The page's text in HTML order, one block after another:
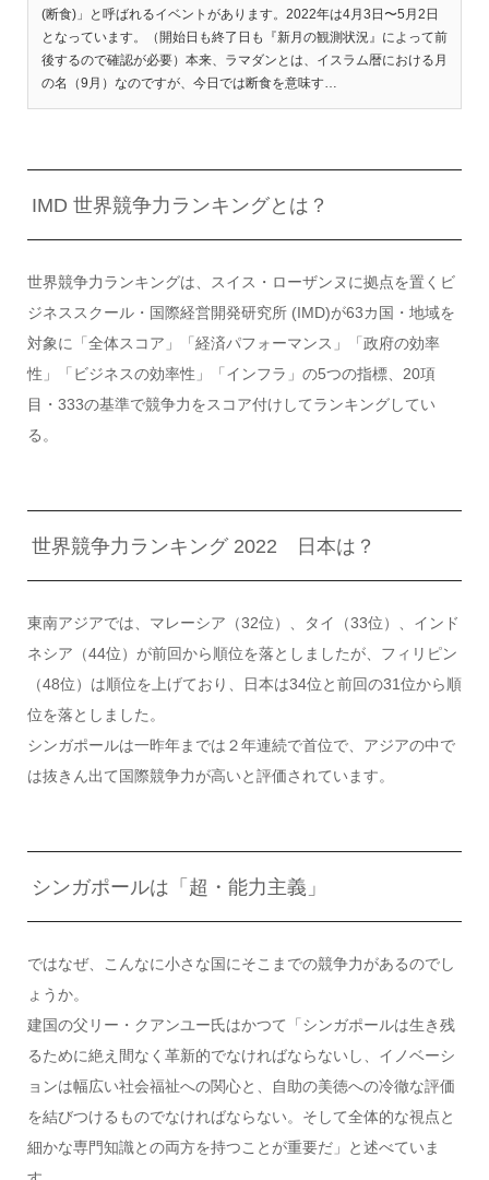
(断食)」と呼ばれるイベントがあります。2022年は4月3日〜5月2日
となっています。（開始日も終了日も『新月の観測状況』によって前
後するので確認が必要）本来、ラマダンとは、イスラム暦における月
の名（9月）なのですが、今日では断食を意味す…
IMD 世界競争力ランキングとは？
世界競争力ランキングは、スイス・ローザンヌに拠点を置くビ
ジネススクール・国際経営開発研究所 (IMD)が63カ国・地域を
対象に「全体スコア」「経済パフォーマンス」「政府の効率
性」「ビジネスの効率性」「インフラ」の5つの指標、20項
目・333の基準で競争力をスコア付けしてランキングしてい
る。
世界競争力ランキング 2022 日本は？
東南アジアでは、マレーシア（32位）、タイ（33位）、インド
ネシア（44位）が前回から順位を落としましたが、フィリピン
（48位）は順位を上げており、日本は34位と前回の31位から順
位を落としました。
シンガポールは一昨年までは２年連続で首位で、アジアの中で
は抜きん出て国際競争力が高いと評価されています。
シンガポールは「超・能力主義」
ではなぜ、こんなに小さな国にそこまでの競争力があるのでし
ょうか。
建国の父リー・クアンユー氏はかつて「シンガポールは生き残
るために絶え間なく革新的でなければならないし、イノベーシ
ョンは幅広い社会福祉への関心と、自助の美徳への冷徹な評価
を結びつけるものでなければならない。そして全体的な視点と
細かな専門知識との両方を持つことが重要だ」と述べていま